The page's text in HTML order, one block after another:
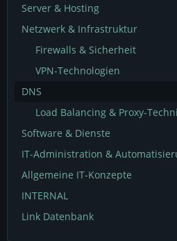
Server & Hosting
Netzwerk & Infrastruktur
Firewalls & Sicherheit
VPN-Technologien
DNS
Load Balancing & Proxy-
Software & Dienste
IT-Administration &
Allgemeine IT-Konzepte
INTERNAL
Link Datenbank